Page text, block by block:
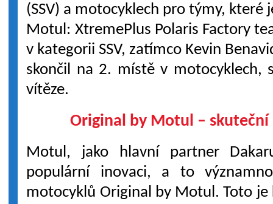
(SSV) a motocyklech pro týmy, které
Motul: XtremePlus Polaris Factory
v kategorii SSV, zatímco Kevin
skončil na 2. místě v motocyklech,
vítěze.
Original by Motul –
Motul, jako hlavní partner
populární inovaci, a to
motocyklů Original by Motul. Toto je